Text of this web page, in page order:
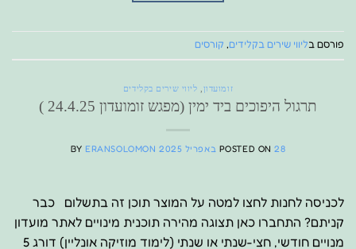
פורסם בליווי שירים בקלידים, קורסים
זומועדון ליווי שירים בקלידים
תרגול היפוכים ביד ימין (מפגש זומועדון 24.4.25 )
POSTED ON28 באפריל 2025 BY ERANSOLOMON
לכניסה לחנות לחצו למטה על המוצר תוכן זה בתשלום כבר
קניתם? התחברו כאן תצוגה מהירה תוכנית מינויים לאתר מועדון
מנויים חודשי, חצי-שנתי או שנתי (לימוד מוזיקה אונליין) דורג 5